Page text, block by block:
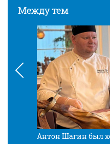
Между тем
Антон Шагин был